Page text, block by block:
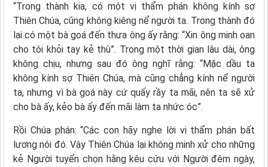
“Trong thành kia, có một vị thẩm phán không kính sợ
Thiên Chúa, cũng không kiêng nể người ta. Trong thành đó
lại có một bà goá đến thưa ông ấy rằng: “Xin ông minh oan
cho tôi khỏi tay kẻ thù”. Trong một thời gian lâu dài, ông
không chịu, nhưng sau đó ông nghĩ rằng: “Mặc dầu ta
không kính sợ Thiên Chúa, mà cũng chẳng kính nể người
ta, nhưng vì bà goá này cứ quấy rầy ta mãi, nên ta sẽ xử
cho bà ấy, kẻo bà ấy đến mãi làm ta nhức óc”.
Rồi Chúa phán: “Các con hãy nghe lời vị thẩm phán bất
lương nói đó. Vậy Thiên Chúa lại không minh xử cho những
kẻ Người tuyển chọn hằng kêu cứu với Người đêm ngày,